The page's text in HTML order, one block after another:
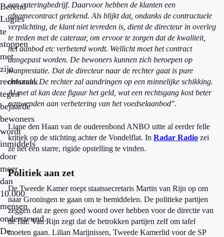
Berend
Lugies
te
stoppen
met
zijn
rechtszaak
tegen
bejaarde
bewoners
wordt
inmiddels
door
meer
dan
10.000
mensen
ondersteund.
De
een cateringbedrijf. Daarvoor hebben de klanten een
afnamecontract getekend. Als blijkt dat, ondanks de contractuele
verplichting, de klant niet tevreden is, dient de directeur in overleg
te treden met de cateraar, om ervoor te zorgen dat de kwaliteit,
het aanbod etc verbeterd wordt. Wellicht moet het contract
aangepast worden. De bewoners kunnen zich beroepen op
wanprestatie. Dat de directeur naar de rechter gaat is pure
onkunde. De rechter zal aandringen op een minnelijke schikking.
Al met al kan deze figuur het geld, wat een rechtsgang kost beter
aanwenden aan verbetering van het voedselaanbod".
Liane den Haan van de ouderenbond ANBO uitte al eerder felle
kritiek op de stichting achter de Vondelflat. In Radar Radio zei
ze het een starre, rigide opstelling te vinden.
Politiek aan zet
De Tweede Kamer roept staatssecretaris Martin van Rijn op om
naar Groningen te gaan om te bemiddelen. De politieke partijen
zeggen dat ze geen goed woord over hebben voor de directie van
de flat. Van Rijn zegt dat de betrokken partijen zelf om tafel
moeten gaan. Lilian Marijnissen, Tweede Kamerlid voor de SP